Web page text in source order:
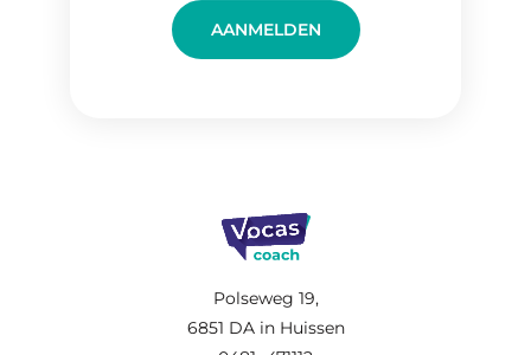
AANMELDEN
Polseweg 19,
6851 DA in Huissen